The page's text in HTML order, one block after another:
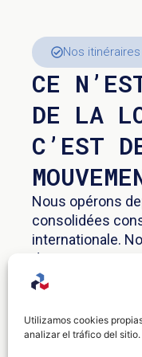
Utilizamos cookies
analizar el tráfico del sitio.
Nos
CE
DE LA
C’EST
Nous opérons
consolidées
internationale.
destinations,
locale et